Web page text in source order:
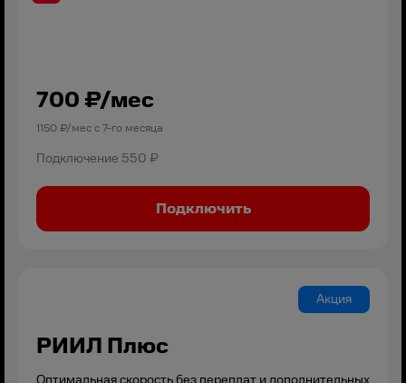
700 ₽/мес
1150₽/мес с7-го месяца
Подключение 550 ₽
Подключить
Акция
РИИЛ Плюс